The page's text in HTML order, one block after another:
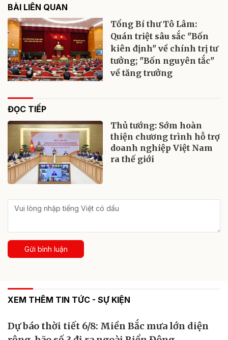
BÀI LIÊN QUAN
Tổng Bí thư Tô Lâm:
Quán triệt sâu sắc "Bốn
kiên định" về chính trị tư
tưởng; "Bốn nguyên tắc"
về tăng trưởng
ĐỌC TIẾP
Thủ tướng: Sớm hoàn
thiện chương trình hỗ trợ
doanh nghiệp Việt Nam
ra thế giới
Gửi bình luận
XEM THÊM TIN TỨC - SỰ KIỆN
Dự báo thời tiết 6/8: Miền Bắc mưa lớn diện